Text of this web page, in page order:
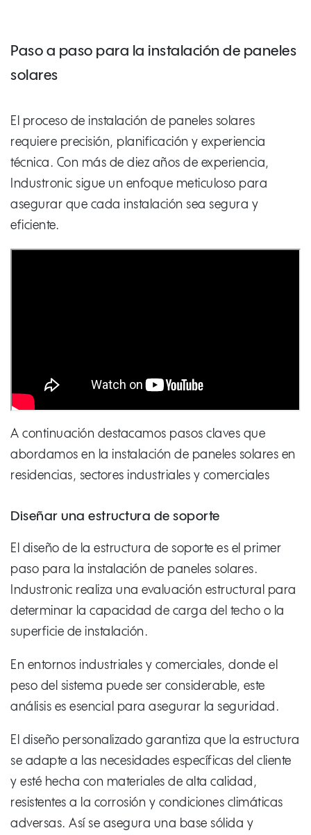
Paso a paso para la instalación de paneles
solares
El proceso de instalación de paneles solares
requiere precisión, planificación y experiencia
técnica. Con más de diez años de experiencia,
Industronic sigue un enfoque meticuloso para
asegurar que cada instalación sea segura y
eficiente.
A continuación destacamos pasos claves que
abordamos en la instalación de paneles solares en
residencias, sectores industriales y comerciales
Diseñar una estructura de soporte
El diseño de la estructura de soporte es el primer
paso para la instalación de paneles solares.
Industronic realiza una evaluación estructural para
determinar la capacidad de carga del techo o la
superficie de instalación.
En entornos industriales y comerciales, donde el
peso del sistema puede ser considerable, este
análisis es esencial para asegurar la seguridad.
El diseño personalizado garantiza que la estructura
se adapte a las necesidades específicas del cliente
y esté hecha con materiales de alta calidad,
resistentes a la corrosión y condiciones climáticas
adversas. Así se asegura una base sólida y